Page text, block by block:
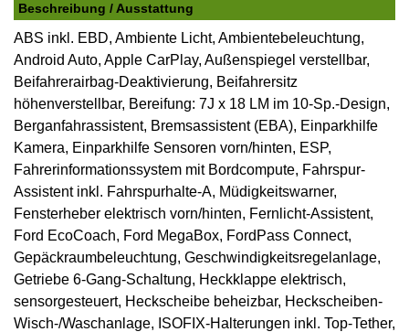
Beschreibung / Ausstattung
ABS inkl. EBD, Ambiente Licht, Ambientebeleuchtung,
Android Auto, Apple CarPlay, Außenspiegel verstellbar,
Beifahrerairbag-Deaktivierung, Beifahrersitz
höhenverstellbar, Bereifung: 7J x 18 LM im 10-Sp.-Design,
Berganfahrassistent, Bremsassistent (EBA), Einparkhilfe
Kamera, Einparkhilfe Sensoren vorn/hinten, ESP,
Fahrerinformationssystem mit Bordcompute, Fahrspur-
Assistent inkl. Fahrspurhalte-A, Müdigkeitswarner,
Fensterheber elektrisch vorn/hinten, Fernlicht-Assistent,
Ford EcoCoach, Ford MegaBox, FordPass Connect,
Gepäckraumbeleuchtung, Geschwindigkeitsregelanlage,
Getriebe 6-Gang-Schaltung, Heckklappe elektrisch,
sensorgesteuert, Heckscheibe beheizbar, Heckscheiben-
Wisch-/Waschanlage, ISOFIX-Halterungen inkl. Top-Tether,